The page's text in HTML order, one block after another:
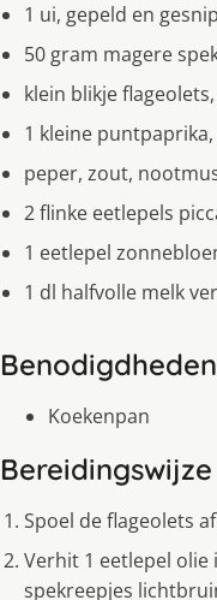
1 ui, gepeld en
50 gram magere
klein blikje
1 kleine
peper, zout,
2 flinke eetlepels
1 eetlepel
1 dl halfvolle melk
Benodigdheden
Koekenpan
Bereidingswijze
Spoel de flageolets
Verhit 1 eetlepel olie
spekreepjes